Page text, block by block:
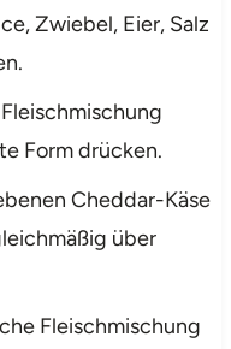
Zwiebel, Eier, Salz
Form drücken.
Cheddar-Käse
über
Fleischmischung